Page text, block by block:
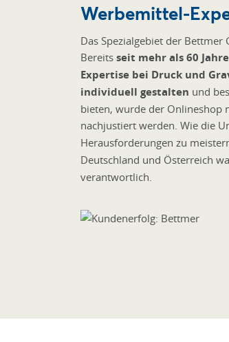
Werbemittel-
Das Spezialgebiet der
Bereits seit mehr als 60
Expertise bei Druck und
individuell gestalten und
bieten, wurde der Onlineshop
nachjustiert werden. Wie die
Herausforderungen zu
Deutschland und Österreich
verantwortlich.